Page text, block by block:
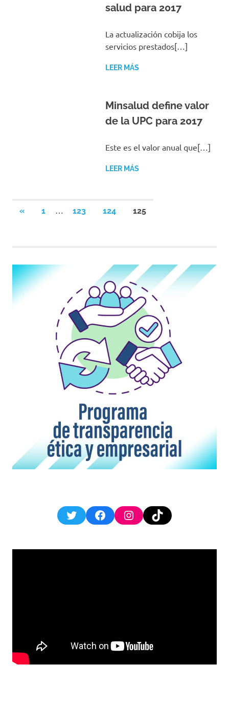
salud para 2017
La actualización cobija los
servicios prestados[…]
LEER MÁS
Minsalud define valor
de la UPC para 2017
Este es el valor anual que[…]
LEER MÁS
Navegación
«ENTRADAS
1 … 123 124 125
TwitterFacebookInstagram
TikTok